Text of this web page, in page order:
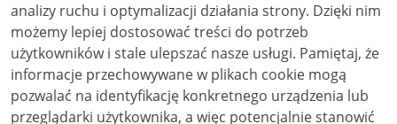
analizy ruchu i optymalizacji działania strony. Dzięki nim
możemy lepiej dostosować treści do potrzeb
użytkowników i stale ulepszać nasze usługi. Pamiętaj, że
informacje przechowywane w plikach cookie mogą
pozwalać na identyfikację konkretnego urządzenia lub
przeglądarki użytkownika, a więc potencjalnie stanowić